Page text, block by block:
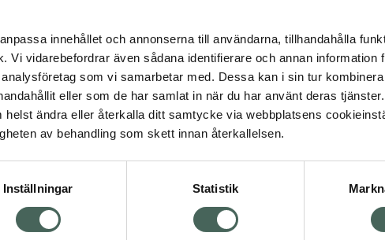
innehållet och annonserna till användarna, tillhandahålla
Vi vidarebefordrar även sådana identifierare och annan information
som vi samarbetar med. Dessa kan i sin tur
eller som de har samlat in när du har använt deras
ändra eller återkalla ditt samtycke via webbplatsens
av behandling som skett innan återkallelsen.
Inställningar Statistik
Köp via ditt
Aktuella erbjudanden
Visa
Om recept och